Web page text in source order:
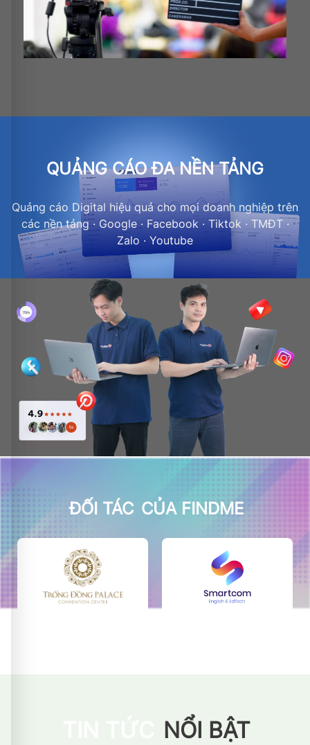
QUẢNG CÁO ĐA NỀN TẢNG
Quảng cáo Digital hiệu quả cho mọi doanh nghiệp trên
các nền tảng · Google · Facebook · Tiktok · TMĐT ·
Zalo · Youtube
ĐỐI TÁC CỦA FINDME
NỔI BẬT